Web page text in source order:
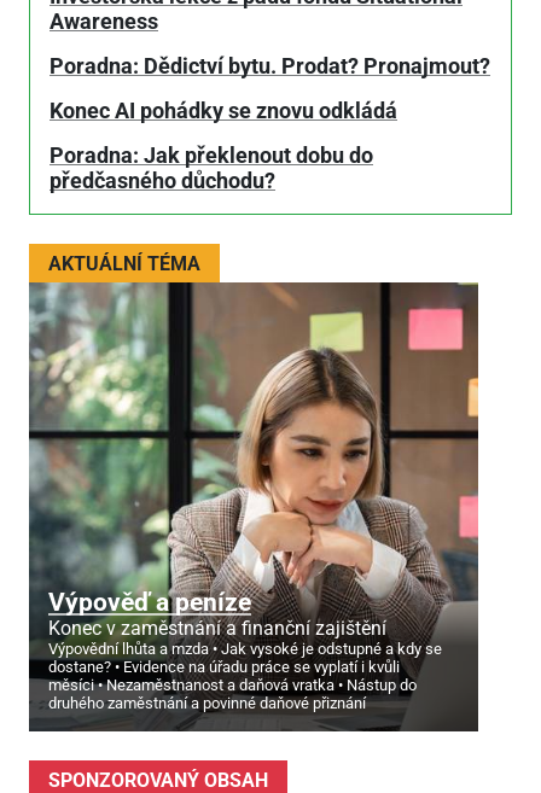
Awareness
Poradna: Dědictví bytu. Prodat? Pronajmout?
Konec AI pohádky se znovu odkládá
Poradna: Jak překlenout dobu do
předčasného důchodu?
AKTUÁLNÍ TÉMA
Výpověď a peníze
Konec v zaměstnání a finanční zajištění
Výpovědní lhůta a mzda
Jak vysoké je odstupné a kdy se
dostane?
Evidence na úřadu práce se vyplatí i kvůli
měsíci
Nezaměstnanost a daňová vratka
Nástup do
druhého zaměstnání a povinné daňové přiznání
SPONZOROVANÝ OBSAH